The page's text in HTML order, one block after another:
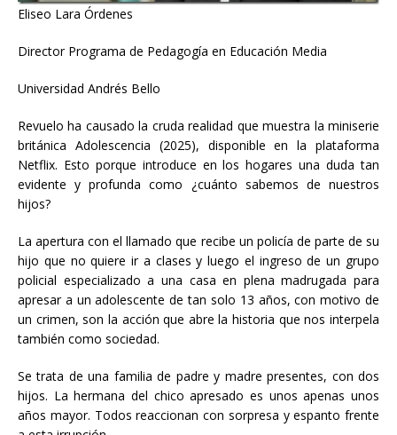
Eliseo Lara Órdenes
Director Programa de Pedagogía en Educación Media
Universidad Andrés Bello
Revuelo ha causado la cruda realidad que muestra la miniserie
británica Adolescencia (2025), disponible en la plataforma
Netflix. Esto porque introduce en los hogares una duda tan
evidente y profunda como ¿cuánto sabemos de nuestros
hijos?
La apertura con el llamado que recibe un policía de parte de su
hijo que no quiere ir a clases y luego el ingreso de un grupo
policial especializado a una casa en plena madrugada para
apresar a un adolescente de tan solo 13 años, con motivo de
un crimen, son la acción que abre la historia que nos interpela
también como sociedad.
Se trata de una familia de padre y madre presentes, con dos
hijos. La hermana del chico apresado es unos apenas unos
años mayor. Todos reaccionan con sorpresa y espanto frente